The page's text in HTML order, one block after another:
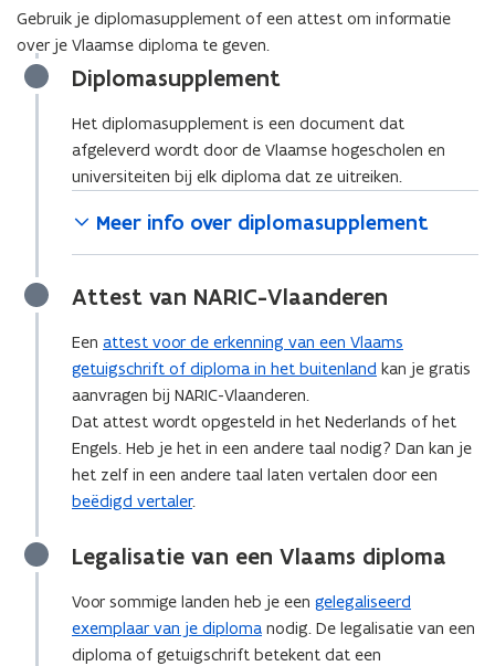
v
e
s
e
r
)
t
i
Gebruik je diplomasupplement of een attest om informatie
over je Vlaamse diploma te geven.
Diplomasupplement
Het diplomasupplement is een document dat
afgeleverd wordt door de Vlaamse hogescholen en
universiteiten bij elk diploma dat ze uitreiken.
Meer info over diplomasupplement
Attest van NARIC-Vlaanderen
Een attest voor de erkenning van een Vlaams
getuigschrift of diploma in het buitenland kan je gratis
aanvragen bij NARIC-Vlaanderen.
Dat attest wordt opgesteld in het Nederlands of het
Engels. Heb je het in een andere taal nodig? Dan kan je
het zelf in een andere taal laten vertalen door een
beëdigd vertaler.
Legalisatie van een Vlaams diploma
Voor sommige landen heb je een gelegaliseerd
exemplaar van je diploma nodig. De legalisatie van een
diploma of getuigschrift betekent dat een